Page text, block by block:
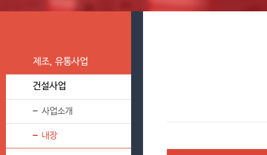
제조, 유통사업
건설사업
사업소개
내장